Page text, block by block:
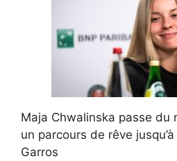
Maja Chwalinska passe du
un parcours de rêve
Garros